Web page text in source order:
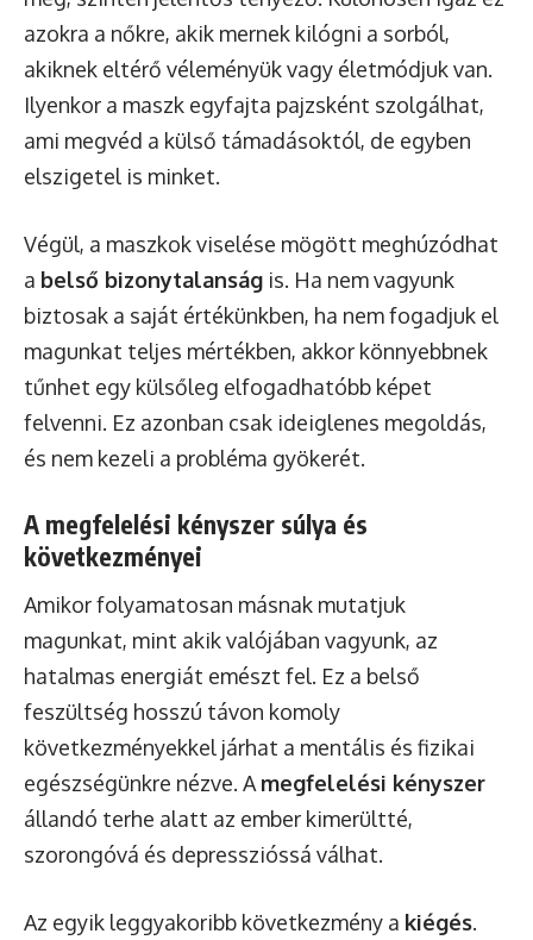
azokra a nőkre, akik mernek kilógni a sorból,
akiknek eltérő véleményük vagy életmódjuk van.
Ilyenkor a maszk egyfajta pajzsként szolgálhat,
ami megvéd a külső támadásoktól, de egyben
elszigetel is minket.
Végül, a maszkok viselése mögött meghúzódhat
a belső bizonytalanság is. Ha nem vagyunk
biztosak a saját értékünkben, ha nem fogadjuk el
magunkat teljes mértékben, akkor könnyebbnek
tűnhet egy külsőleg elfogadhatóbb képet
felvenni. Ez azonban csak ideiglenes megoldás,
és nem kezeli a probléma gyökerét.
A megfelelési kényszer súlya és
következményei
Amikor folyamatosan másnak mutatjuk
magunkat, mint akik valójában vagyunk, az
hatalmas energiát emészt fel. Ez a belső
feszültség hosszú távon komoly
következményekkel járhat a mentális és fizikai
egészségünkre nézve. A megfelelési kényszer
állandó terhe alatt az ember kimerültté,
szorongóvá és depresszióssá válhat.
Az egyik leggyakoribb következmény a kiégés.